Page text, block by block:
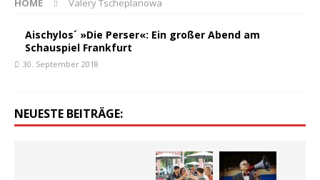
HOME Valery Tscheplanowa
Aischylos´ »Die Perser«: Ein großer Abend am
Schauspiel Frankfurt
30. September 2018
NEUESTE BEITRÄGE: